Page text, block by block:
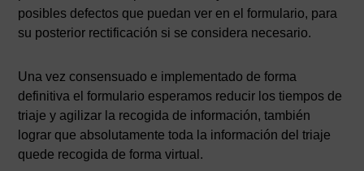
posibles defectos que puedan ver en el formulario, para
su posterior rectificación si se considera necesario.
Una vez consensuado e implementado de forma
definitiva el formulario esperamos reducir los tiempos de
triaje y agilizar la recogida de información, también
lograr que absolutamente toda la información del triaje
quede recogida de forma virtual.